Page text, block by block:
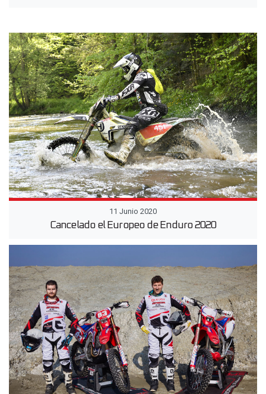
11 Junio 2020
Cancelado el Europeo de Enduro 2020